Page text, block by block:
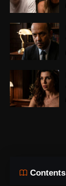
Contents